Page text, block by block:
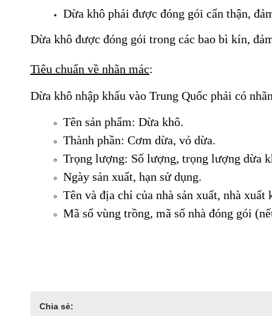
Dừa khô phải được đóng gói cẩn thận,
Dừa khô được đóng gói trong các bao bì kín,
Tiêu chuẩn về nhãn mác:
Dừa khô nhập khẩu vào Trung Quốc phải có
Tên sản phẩm: Dừa khô.
Thành phần: Cơm dừa, vỏ dừa.
Trọng lượng: Số lượng, trọng lượng dừa
Ngày sản xuất, hạn sử dụng.
Tên và địa chỉ của nhà sản xuất, nhà xuất
Mã số vùng trồng, mã số nhà đóng gói
Chia sẻ: